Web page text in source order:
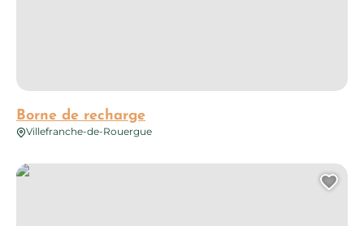
Borne de recharge
Villefranche-de-Rouergue
Borne de recharge